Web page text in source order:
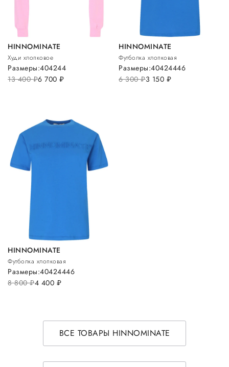
HINNOMINATE
Худи хлопковое
13 400руб.6 700 руб.
Размеры:404244
HINNOMINATE
Футболка хлопковая
6 300руб.3 150 руб.
Размеры:40424446
HINNOMINATE
Футболка хлопковая
8 800руб.4 400 руб.
Размеры:40424446
ВСЕ ТОВАРЫ HINNOMINATE